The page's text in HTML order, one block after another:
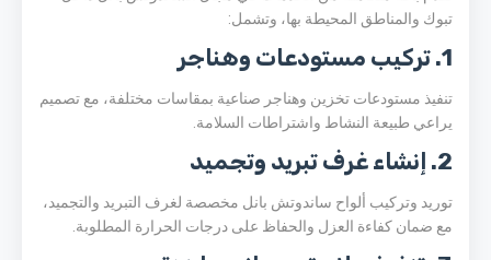
تبوك والمناطق المحيطة بها، وتشمل:
1. تركيب مستودعات وهناجر
تنفيذ مستودعات تخزين وهناجر صناعية بمقاسات مختلفة، مع تصميم
يراعي طبيعة النشاط واشتراطات السلامة.
2. إنشاء غرف تبريد وتجميد
توريد وتركيب ألواح ساندوتش بانل مخصصة لغرف التبريد والتجميد،
مع ضمان كفاءة العزل والحفاظ على درجات الحرارة المطلوبة.